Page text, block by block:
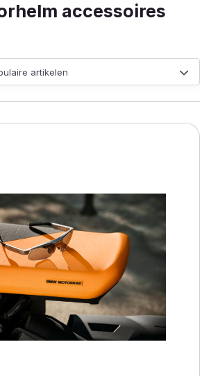
accessoires